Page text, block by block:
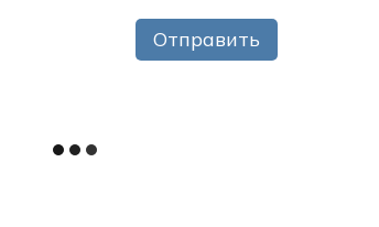
Отправить